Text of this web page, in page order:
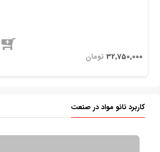
کاربرد نانو مواد در صنعت